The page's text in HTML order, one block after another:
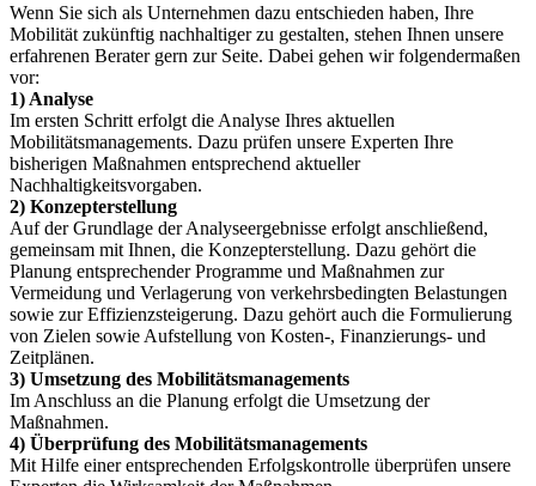
Wenn Sie sich als Unternehmen dazu entschieden haben, Ihre
Mobilität zukünftig nachhaltiger zu gestalten, stehen Ihnen unsere
erfahrenen Berater gern zur Seite. Dabei gehen wir folgendermaßen
vor:
1) Analyse
Im ersten Schritt erfolgt die Analyse Ihres aktuellen
Mobilitätsmanagements. Dazu prüfen unsere Experten Ihre
bisherigen Maßnahmen entsprechend aktueller
Nachhaltigkeitsvorgaben.
2) Konzepterstellung
Auf der Grundlage der Analyseergebnisse erfolgt anschließend,
gemeinsam mit Ihnen, die Konzepterstellung. Dazu gehört die
Planung entsprechender Programme und Maßnahmen zur
Vermeidung und Verlagerung von verkehrsbedingten Belastungen
sowie zur Effizienzsteigerung. Dazu gehört auch die Formulierung
von Zielen sowie Aufstellung von Kosten-, Finanzierungs- und
Zeitplänen.
3) Umsetzung des Mobilitätsmanagements
Im Anschluss an die Planung erfolgt die Umsetzung der
Maßnahmen.
4) Überprüfung des Mobilitätsmanagements
Mit Hilfe einer entsprechenden Erfolgskontrolle überprüfen unsere